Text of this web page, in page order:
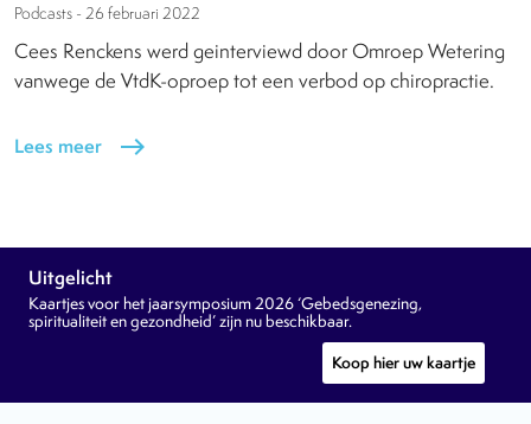
Podcasts - 26 februari 2022
Cees Renckens werd geinterviewd door Omroep Wetering
vanwege de VtdK-oproep tot een verbod op chiropractie.
Lees meer east
Uitgelicht
Kaartjes voor het jaarsymposium 2026 ‘Gebedsgenezing,
spiritualiteit en gezondheid’ zijn nu beschikbaar.
Koop hier uw kaartje